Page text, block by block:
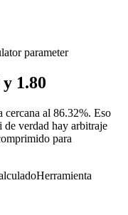
parameter
1.80
cercana al 86.32%. Eso
de verdad hay arbitraje
para
Herramienta